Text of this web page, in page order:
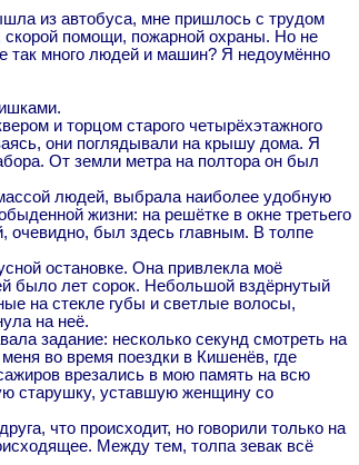
из автобуса, мне пришлось с трудом
помощи, пожарной охраны. Но не
так много людей и машин? Я недоумённо
и торцом старого четырёхэтажного
они поглядывали на крышу дома. Я
От земли метра на полтора он был
людей, выбрала наиболее удобную
жизни: на решётке в окне третьего
очевидно, был здесь главным. В толпе
остановке. Она привлекла моё
было лет сорок. Небольшой вздёрнутый
на стекле губы и светлые волосы,
на неё.
задание: несколько секунд смотреть на
во время поездки в Кишенёв, где
врезались в мою память на всю
старушку, уставшую женщину со
что происходит, но говорили только на
Между тем, толпа зевак всё